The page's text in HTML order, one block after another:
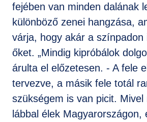
fejében van minden dalának
különböző zenei hangzása,
várja, hogy akár a színpadon
őket. „Mindig kipróbálok
árulta el előzetesen. - A fele
tervezve, a másik fele totál
szükségem is van picit.
lábbal élek Magyarországon,